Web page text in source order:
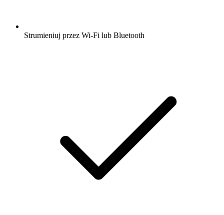
Strumieniuj przez Wi-Fi lub Bluetooth